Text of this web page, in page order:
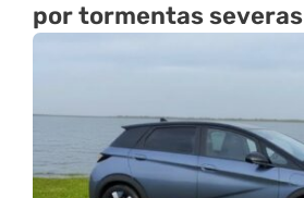
por tormentas severas